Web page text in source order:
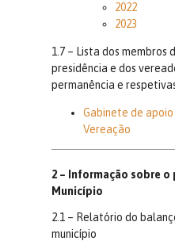
2022
2023
1.7 – Lista dos membros
presidência e dos
permanência e
Gabinete de
Vereação
2 – Informação sobre o
Município
2.1 – Relatório do
município